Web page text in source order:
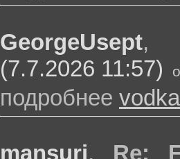
GeorgeUsept
(7.7.2026 11:57)
подробнее
mansuri, Re: